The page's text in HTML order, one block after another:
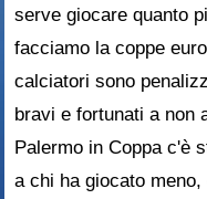
serve giocare quanto
facciamo la coppe
calciatori sono
bravi e fortunati a non
Palermo in Coppa c'è
a chi ha giocato meno,